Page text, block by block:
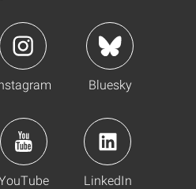
Bluesky
LinkedIn